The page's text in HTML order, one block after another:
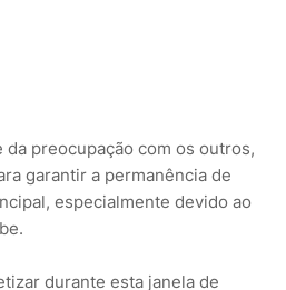
preocupação com os outros,
garantir a permanência de
especialmente devido ao
durante esta janela de